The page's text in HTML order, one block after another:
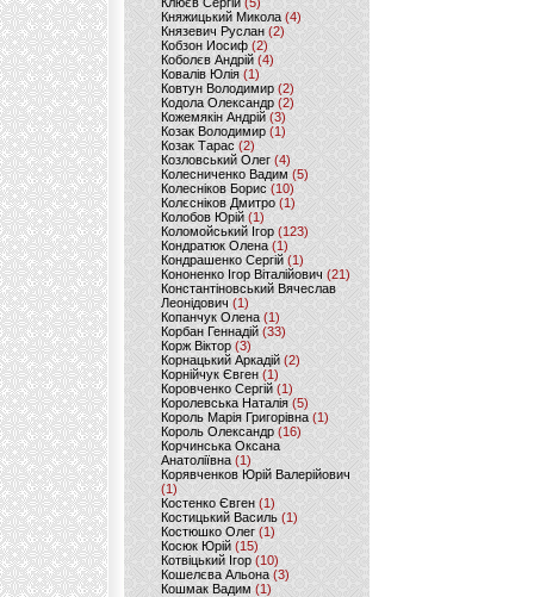
Княжицький Микола(4)
Князевич Руслан (2)
Кобзон Иосиф(2)
Коболєв Андрій (4)
Ковалів Юлія(1)
Ковтун Володимир (2)
Кодола Олександр (2)
Кожемякін Андрій (3)
Козак Володимир (1)
Козак Тарас (2)
Козловський Олег(4)
Колесниченко Вадим (5)
Колесніков Борис (10)
Колєсніков Дмитро (1)
Колобов Юрій (1)
Коломойський Ігор (123)
Кондратюк Олена(1)
Кондрашенко Сергій (1)
Кононенко Ігор Віталійович (21)
Константіновський Вячеслав
Леонідович (1)
Копанчук Олена (1)
Корбан Геннадій (33)
Корж Віктор (3)
Корнацький Аркадій (2)
Корнійчук Євген (1)
Коровченко Сергій (1)
Королевська Наталія(5)
Король Марія Григорівна (1)
Король Олександр (16)
Корчинська Оксана
Анатоліївна (1)
Корявченков Юрій Валерійович
(1)
Костенко Євген (1)
Костицький Василь (1)
Костюшко Олег (1)
Косюк Юрій (15)
Котвіцький Ігор (10)
Кошелєва Альона(3)
Кошмак Вадим (1)